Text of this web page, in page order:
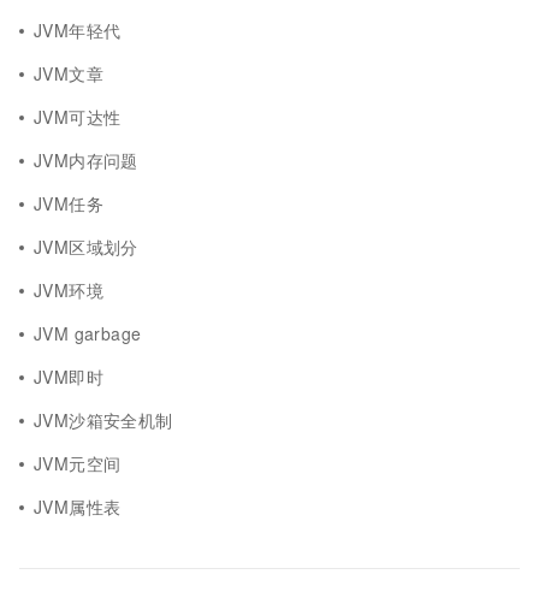
JVM年轻代
JVM文章
JVM可达性
JVM内存问题
JVM任务
JVM区域划分
JVM环境
JVM garbage
JVM即时
JVM沙箱安全机制
JVM元空间
JVM属性表